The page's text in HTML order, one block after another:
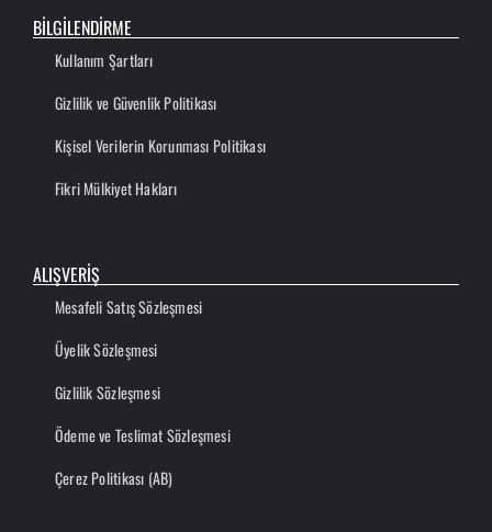
BİLGİLENDİRME
Kullanım Şartları
Gizlilik ve Güvenlik Politikası
Kişisel Verilerin Korunması Politikası
Fikri Mülkiyet Hakları
ALIŞVERİŞ
Mesafeli Satış Sözleşmesi
Üyelik Sözleşmesi
Gizlilik Sözleşmesi
Ödeme ve Teslimat Sözleşmesi
Çerez Politikası (AB)